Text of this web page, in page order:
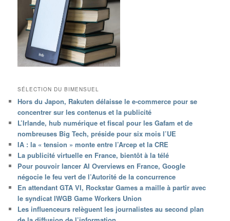
SÉLECTION DU BIMENSUEL
Hors du Japon, Rakuten délaisse le e-commerce pour se
concentrer sur les contenus et la publicité
L’Irlande, hub numérique et fiscal pour les Gafam et de
nombreuses Big Tech, préside pour six mois l’UE
IA : la « tension » monte entre l’Arcep et la CRE
La publicité virtuelle en France, bientôt à la télé
Pour pouvoir lancer AI Overviews en France, Google
négocie le feu vert de l’Autorité de la concurrence
En attendant GTA VI, Rockstar Games a maille à partir avec
le syndicat IWGB Game Workers Union
Les influenceurs relèguent les journalistes au second plan